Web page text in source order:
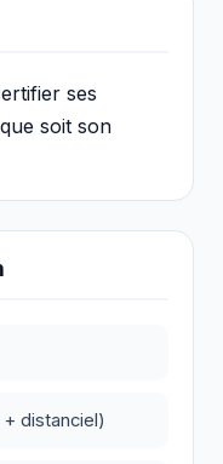
ses
soit son
distanciel)